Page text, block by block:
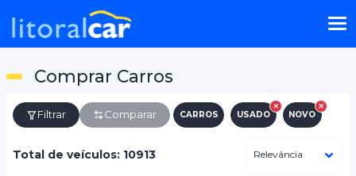
Comprar Carros
Filtrar Comparar CARROS USADO NOVO
Total de veículos: 10913